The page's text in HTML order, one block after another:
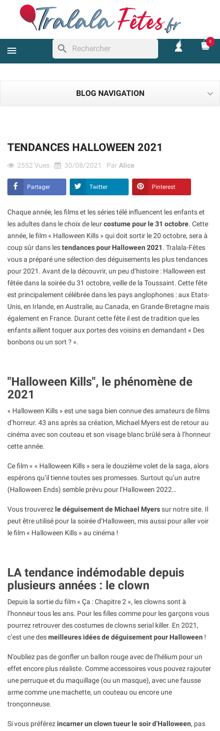
search
0
BLOG NAVIGATION
TENDANCES HALLOWEEN 2021
2552 Vues 30/08/2021 ParAlice
Partager Twitter Pinterest
Chaque année, les films et les séries télé influencent les enfants et
les adultes dans le choix de leurcostume pour le 31 octobre. Cette
année, le film « Halloween Kills » qui doit sortir le 20 octobre, sera à
coup sûr dans lestendances pour Halloween 2021. Tralala-Fêtes
vous a préparé une sélection des déguisements les plus tendances
pour 2021. Avant de la découvrir, un peu d’histoire : Halloween est
fêtée dans la soirée du 31 octobre, veille de la Toussaint. Cette fête
est principalement célébrée dans les pays anglophones : aux Etats-
Unis, en Irlande, en Australie, au Canada, en Grande-Bretagne mais
également en France. Durant cette fête il est de tradition que les
enfants aillent toquer aux portes des voisins en demandant « Des
bonbons ou un sort ? ».
"Halloween Kills", le phénomène de
2021
« Halloween Kills » est une saga bien connue des amateurs de films
d’horreur. 43 ans après sa création, Michael Myers est de retour au
cinéma avec son couteau et son visage blanc brûlé sera à l’honneur
cette année.
Ce film « « Halloween Kills » sera le douzième volet de la saga, alors
espérons qu’il tienne toutes ses promesses. Surtout qu’un autre
(Halloween Ends) semble prévu pour l’Halloween 2022…
Vous trouverez le déguisement de Michael Myerssur notre site. Il
peut être utilisé pour la soirée d’Halloween, mis aussi pour aller voir
le film « Halloween Kills » au cinéma !
LA tendance indémodable depuis
plusieurs années : le clown
Depuis la sortie du film « Ça : Chapitre 2 », les clowns sont à
l’honneur tous les ans. Pour les filles comme pour les garçons vous
pourrez retrouver des costumes de clowns serial killer. En 2021,
c’est une desmeilleures idées de déguisement pour Halloween !
N’oubliez pas de gonfler un ballon rouge avec de l’hélium pour un
effet encore plus réaliste. Comme accessoires vous pouvez rajouter
une perruque et du maquillage (ou un masque), avec une fausse
arme comme une machette, un couteau ou encore une
tronçonneuse.
Si vous préférezincarner un clown tueur le soir d’Halloween, pas